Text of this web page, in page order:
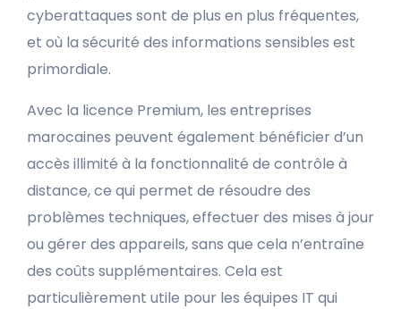
cyberattaques sont de plus en plus fréquentes,
et où la sécurité des informations sensibles est
primordiale.
Avec la licence Premium, les entreprises
marocaines peuvent également bénéficier d’un
accès illimité à la fonctionnalité de contrôle à
distance, ce qui permet de résoudre des
problèmes techniques, effectuer des mises à jour
ou gérer des appareils, sans que cela n’entraîne
des coûts supplémentaires. Cela est
particulièrement utile pour les équipes IT qui